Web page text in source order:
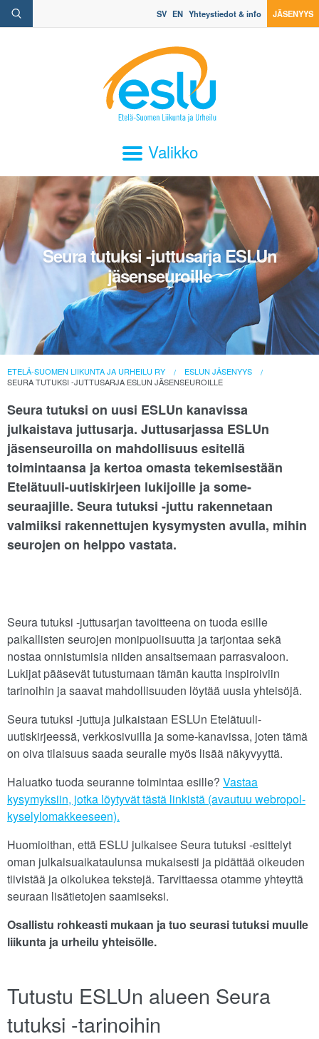
SV EN Yhteystiedot & info JÄSENYYS
Valikko
Seura tutuksi -juttusarja ESLUn
jäsenseuroille
ETELÄ-SUOMEN LIIKUNTA JA URHEILU RY
ESLUN JÄSENYYS
SEURA TUTUKSI -JUTTUSARJA ESLUN JÄSENSEUROILLE
Seura tutuksi on uusi ESLUn kanavissa
julkaistava juttusarja. Juttusarjassa ESLUn
jäsenseuroilla on mahdollisuus esitellä
toimintaansa ja kertoa omasta tekemisestään
Etelätuuli-uutiskirjeen lukijoille ja some-
seuraajille. Seura tutuksi -juttu rakennetaan
valmiiksi rakennettujen kysymysten avulla, mihin
seurojen on helppo vastata.
Seura tutuksi -juttusarjan tavoitteena on tuoda esille
paikallisten seurojen monipuolisuutta ja tarjontaa sekä
nostaa onnistumisia niiden ansaitsemaan parrasvaloon.
Lukijat pääsevät tutustumaan tämän kautta inspiroiviin
tarinoihin ja saavat mahdollisuuden löytää uusia yhteisöjä.
Seura tutuksi -juttuja julkaistaan ESLUn Etelätuuli-
uutiskirjeessä, verkkosivuilla ja some-kanavissa, joten tämä
on oiva tilaisuus saada seuralle myös lisää näkyvyyttä.
Haluatko tuoda seuranne toimintaa esille? Vastaa
kysymyksiin, jotka löytyvät tästä linkistä (avautuu webropol-
kyselylomakkeeseen).
Huomioithan, että ESLU julkaisee Seura tutuksi -esittelyt
oman julkaisuaikataulunsa mukaisesti ja pidättää oikeuden
tiivistää ja oikolukea tekstejä. Tarvittaessa otamme yhteyttä
seuraan lisätietojen saamiseksi.
Osallistu rohkeasti mukaan ja tuo seurasi tutuksi muulle
liikunta ja urheilu yhteisölle.
Tutustu ESLUn alueen Seura
tutuksi -tarinoihin